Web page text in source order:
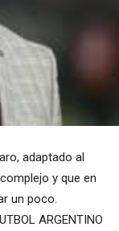
adaptado al
y que en
un poco.
ARGENTINO